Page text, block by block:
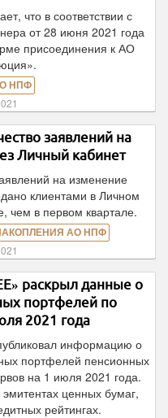
что в соответствии с
от 28 июня 2021 года
присоединения к АО
НПФ
заявлений на
Личный кабинет
на изменение
клиентами в Личном
чем в первом квартале.
АО НПФ
раскрыл данные о
портфелей по
2021 года
информацию о
портфелей пенсионных
на 1 июля 2021 года.
ценных бумаг,
рейтингах.